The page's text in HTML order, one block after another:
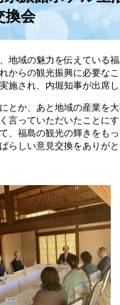
換会
地域の魅力を伝えている
からの観光振興に必要な
施され、内堀知事が出席し
とか、あと地域の産業を
言っていただいたことにす
、福島の観光の輝きをも
らしい意見交換をありがと